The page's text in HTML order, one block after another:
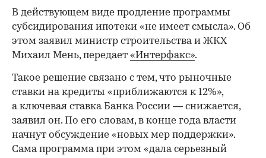
В действующем виде продление программы
субсидирования ипотеки «не имеет смысла». Об
этом заявил министр строительства и ЖКХ
Михаил Мень, передает «Интерфакс».
Такое решение связано с тем, что рыночные
ставки на кредиты «приближаются к 12%»,
а ключевая ставка Банка России — снижается,
заявил он. По его словам, в конце года власти
начнут обсуждение «новых мер поддержки».
Сама программа при этом «дала серьезный